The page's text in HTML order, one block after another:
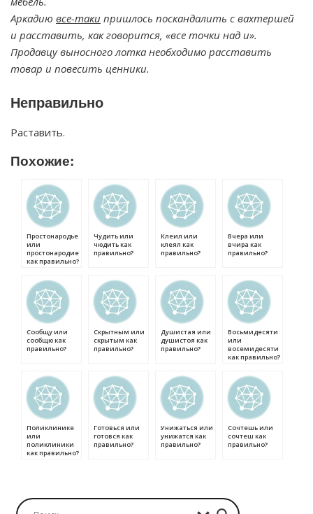
Аркадию все-таки пришлось поскандалить с вахтершей
и расставить, как говорится, «все точки над и».
Продавцу выносного лотка необходимо расставить
товар и повесить ценники.
Неправильно
Раставить.
Похожие:
Простонародье
или
простонародие
как правильно?
Чудить или
чюдить как
правильно?
Клеил или
клеял как
правильно?
Вчера или
вчира как
правильно?
Сообщу или
сообщю как
правильно?
Скрытным или
скрытым как
правильно?
Душистая или
душистоя как
правильно?
Восьмидесяти
или
восемидесяти
как правильно?
Поликлинике
или
поликлиники
как правильно?
Готовься или
готовся как
правильно?
Унижаться или
унижатся как
правильно?
Сочтешь или
сочтеш как
правильно?